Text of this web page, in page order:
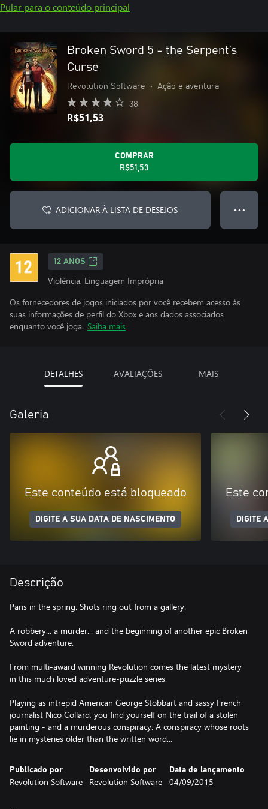
Pular para o conteúdo principal
Broken Sword 5 - the Serpent’s
Curse
Revolution Software • Ação e aventura
38
R$51,53
COMPRAR
R$51,53
ADICIONAR À LISTA DE DESEJOS ● ● ●
12 ANOS
Violência, Linguagem Imprópria
Os fornecedores de jogos iniciados por você recebem acesso às
suas informações de perfil do Xbox e aos dados associados
enquanto você joga. Saiba mais
DETALHES AVALIAÇÕES MAIS
Galeria
Este conteúdo está bloqueado
DIGITE A SUA DATA DE NASCIMENTO
Este
DIGITE
Descrição
Paris in the spring. Shots ring out from a gallery.
A robbery... a murder... and the beginning of another epic Broken
Sword adventure.
From multi-award winning Revolution comes the latest mystery
in this much loved adventure-puzzle series.
Playing as intrepid American George Stobbart and sassy French
journalist Nico Collard, you find yourself on the trail of a stolen
painting - and a murderous conspiracy. A conspiracy whose roots
lie in mysteries older than the written word...
Publicado por
Revolution Software
Desenvolvido por
Revolution Software
Data de lançamento
04/09/2015